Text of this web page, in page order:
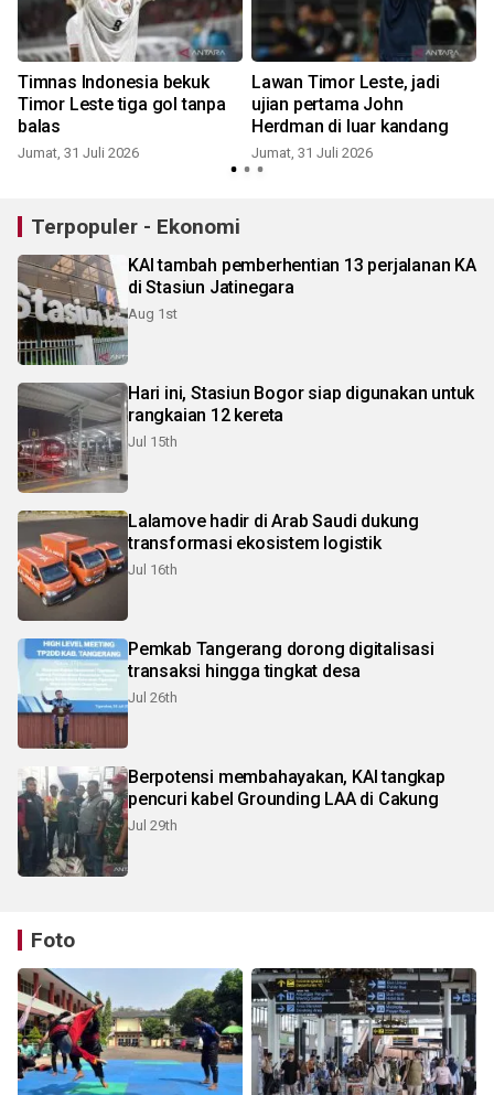
Timnas Indonesia bekuk
Timor Leste tiga gol tanpa
balas
Jumat, 31 Juli 2026
Lawan Timor Leste, jadi
ujian pertama John
Herdman di luar kandang
Jumat, 31 Juli 2026
Terpopuler - Ekonomi
KAI tambah pemberhentian 13 perjalanan KA
di Stasiun Jatinegara
Aug 1st
Hari ini, Stasiun Bogor siap digunakan untuk
rangkaian 12 kereta
Jul 15th
Lalamove hadir di Arab Saudi dukung
transformasi ekosistem logistik
Jul 16th
Pemkab Tangerang dorong digitalisasi
transaksi hingga tingkat desa
Jul 26th
Berpotensi membahayakan, KAI tangkap
pencuri kabel Grounding LAA di Cakung
Jul 29th
Foto